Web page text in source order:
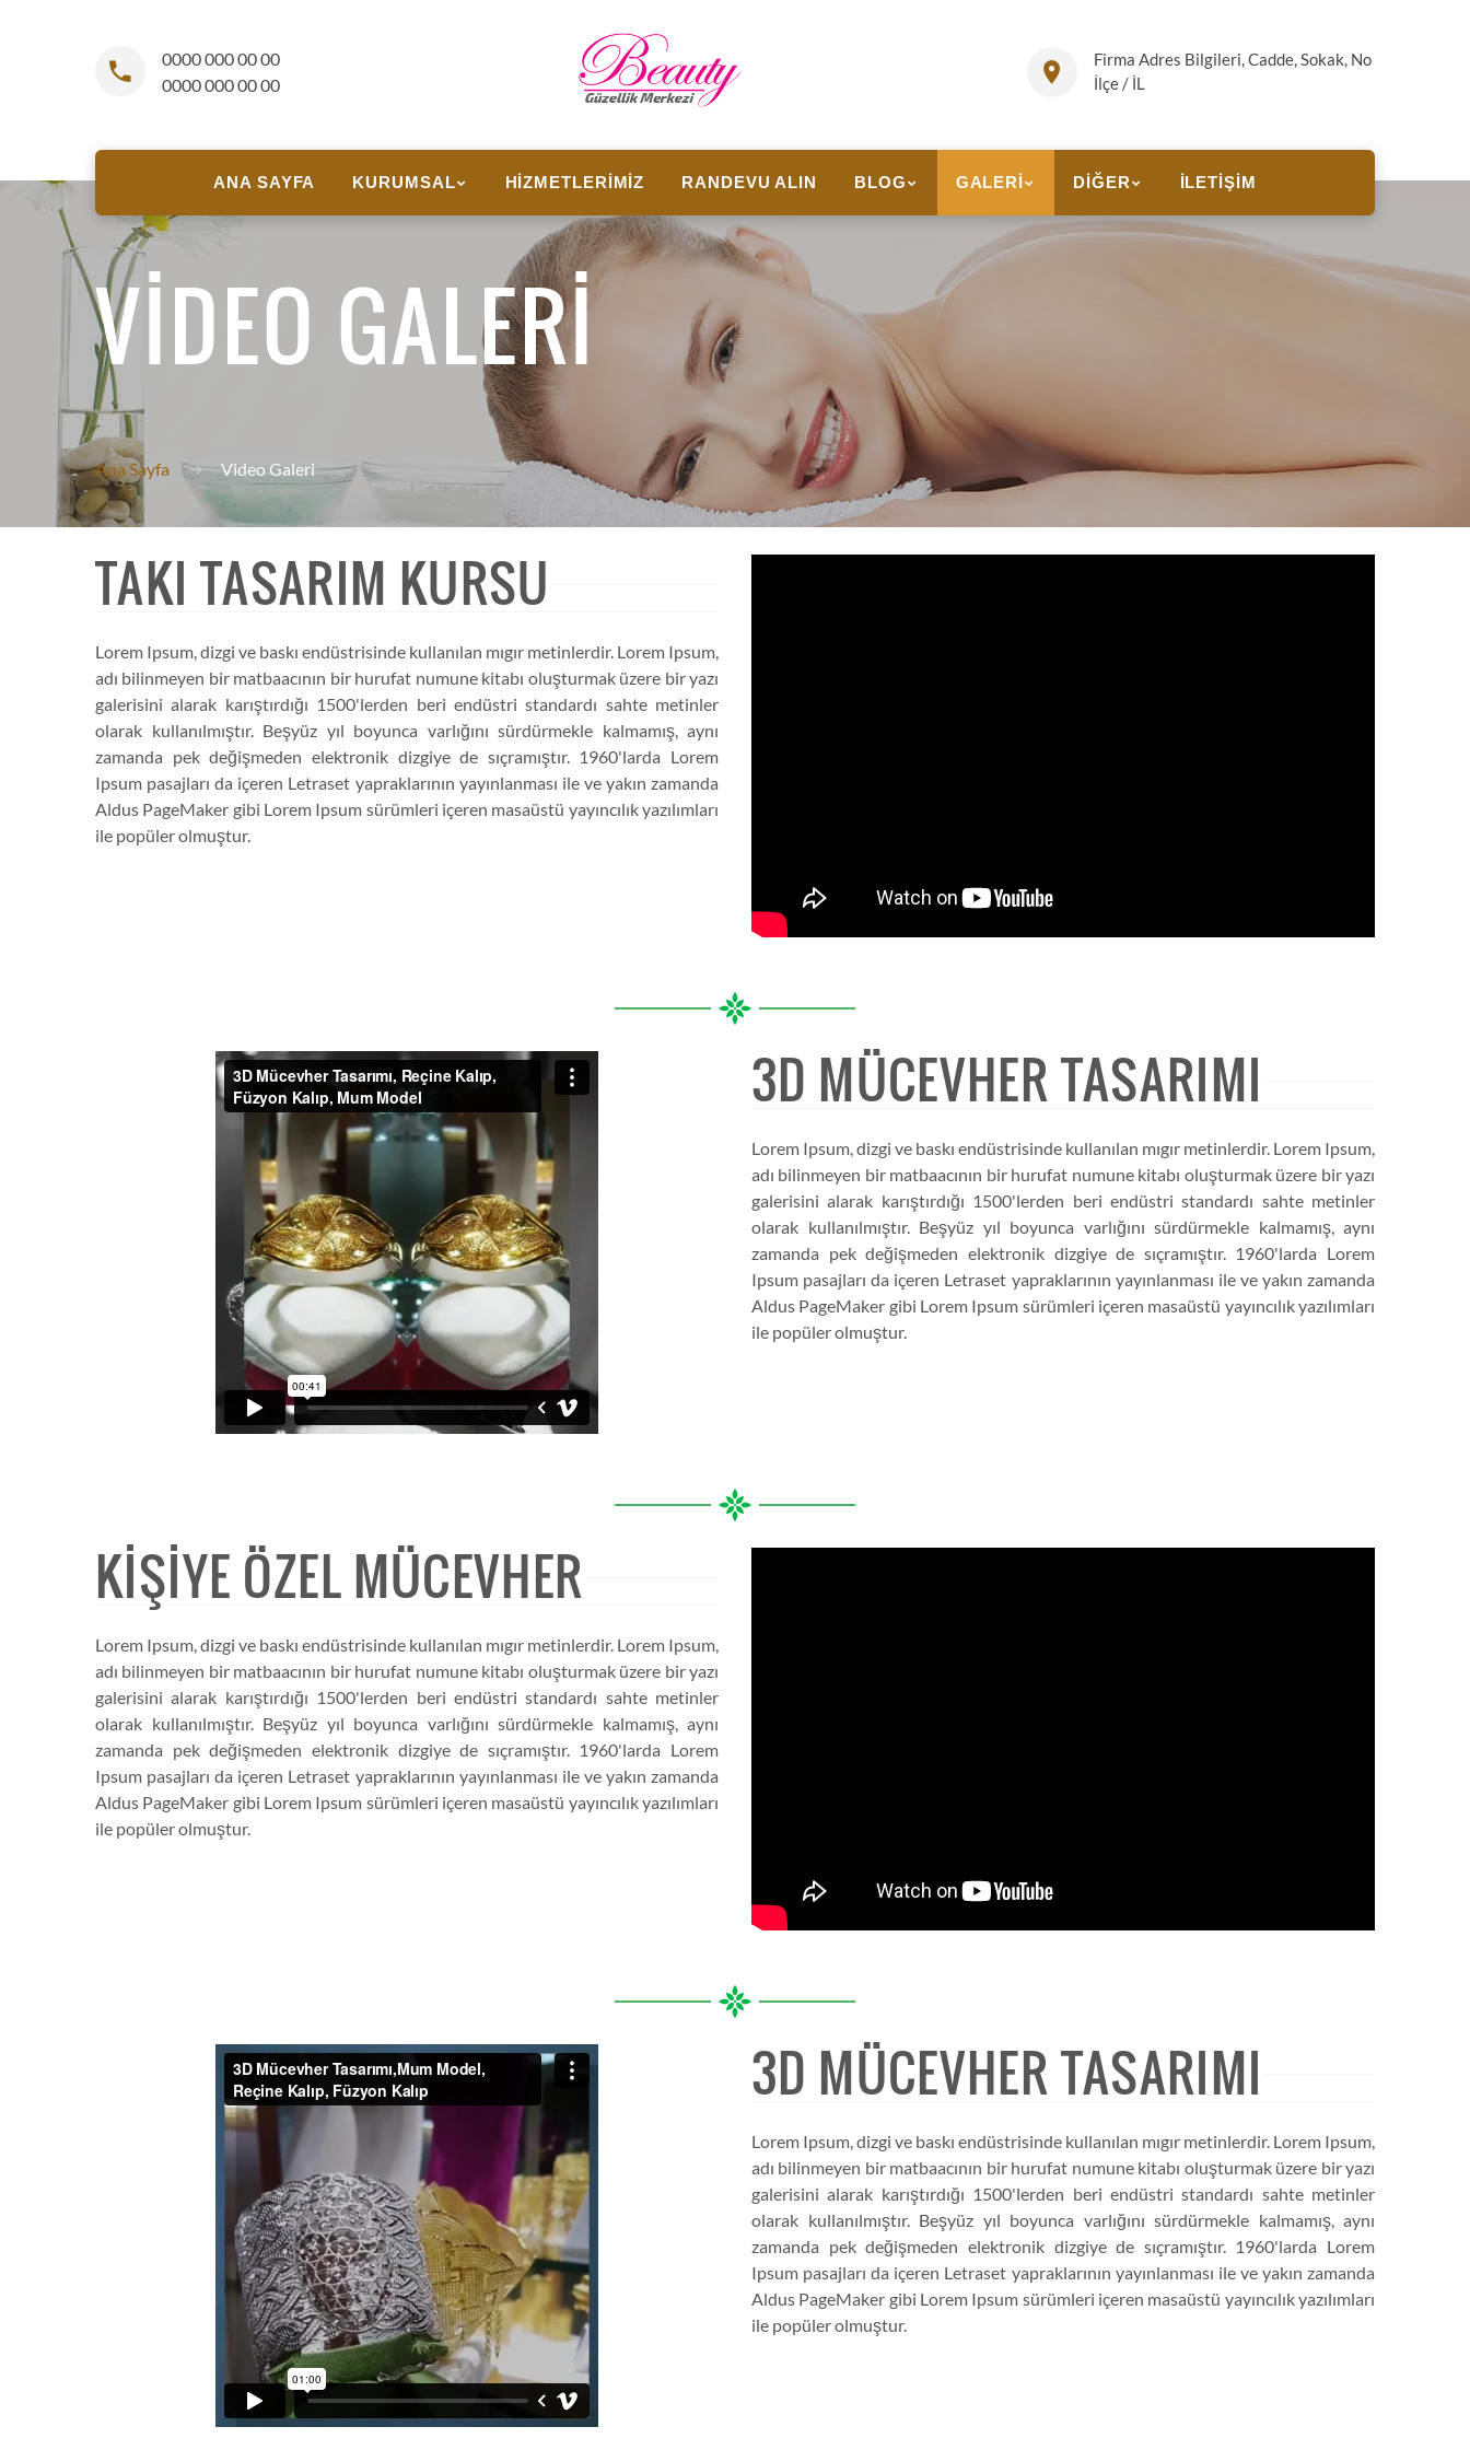
0000 000 00 00
0000 000 00 00
Firma Adres Bilgileri, Cadde, Sokak, No
İlçe / İL
ANA SAYFA KURUMSAL HIZMETLERIMIZ RANDEVU ALIN BLOG GALERI DIĞER İLETIŞIM
VIDEO GALERI
Ana Sayfa Video Galeri
TAKI TASARIM KURSU
Lorem Ipsum, dizgi ve baskı endüstrisinde kullanılan mıgır metinlerdir. Lorem Ipsum,
adı bilinmeyen bir matbaacının bir hurufat numune kitabı oluşturmak üzere bir yazı
galerisini alarak karıştırdığı 1500'lerden beri endüstri standardı sahte metinler
olarak kullanılmıştır. Beşyüz yıl boyunca varlığını sürdürmekle kalmamış, aynı
zamanda pek değişmeden elektronik dizgiye de sıçramıştır. 1960'larda Lorem
Ipsum pasajları da içeren Letraset yapraklarının yayınlanması ile ve yakın zamanda
Aldus PageMaker gibi Lorem Ipsum sürümleri içeren masaüstü yayıncılık yazılımları
ile popüler olmuştur.
3D MÜCEVHER TASARIMI
Lorem Ipsum, dizgi ve baskı endüstrisinde kullanılan mıgır metinlerdir. Lorem Ipsum,
adı bilinmeyen bir matbaacının bir hurufat numune kitabı oluşturmak üzere bir yazı
galerisini alarak karıştırdığı 1500'lerden beri endüstri standardı sahte metinler
olarak kullanılmıştır. Beşyüz yıl boyunca varlığını sürdürmekle kalmamış, aynı
zamanda pek değişmeden elektronik dizgiye de sıçramıştır. 1960'larda Lorem
Ipsum pasajları da içeren Letraset yapraklarının yayınlanması ile ve yakın zamanda
Aldus PageMaker gibi Lorem Ipsum sürümleri içeren masaüstü yayıncılık yazılımları
ile popüler olmuştur.
KIŞIYE ÖZEL MÜCEVHER
Lorem Ipsum, dizgi ve baskı endüstrisinde kullanılan mıgır metinlerdir. Lorem Ipsum,
adı bilinmeyen bir matbaacının bir hurufat numune kitabı oluşturmak üzere bir yazı
galerisini alarak karıştırdığı 1500'lerden beri endüstri standardı sahte metinler
olarak kullanılmıştır. Beşyüz yıl boyunca varlığını sürdürmekle kalmamış, aynı
zamanda pek değişmeden elektronik dizgiye de sıçramıştır. 1960'larda Lorem
Ipsum pasajları da içeren Letraset yapraklarının yayınlanması ile ve yakın zamanda
Aldus PageMaker gibi Lorem Ipsum sürümleri içeren masaüstü yayıncılık yazılımları
ile popüler olmuştur.
3D MÜCEVHER TASARIMI
Lorem Ipsum, dizgi ve baskı endüstrisinde kullanılan mıgır metinlerdir. Lorem Ipsum,
adı bilinmeyen bir matbaacının bir hurufat numune kitabı oluşturmak üzere bir yazı
galerisini alarak karıştırdığı 1500'lerden beri endüstri standardı sahte metinler
olarak kullanılmıştır. Beşyüz yıl boyunca varlığını sürdürmekle kalmamış, aynı
zamanda pek değişmeden elektronik dizgiye de sıçramıştır. 1960'larda Lorem
Ipsum pasajları da içeren Letraset yapraklarının yayınlanması ile ve yakın zamanda
Aldus PageMaker gibi Lorem Ipsum sürümleri içeren masaüstü yayıncılık yazılımları
ile popüler olmuştur.